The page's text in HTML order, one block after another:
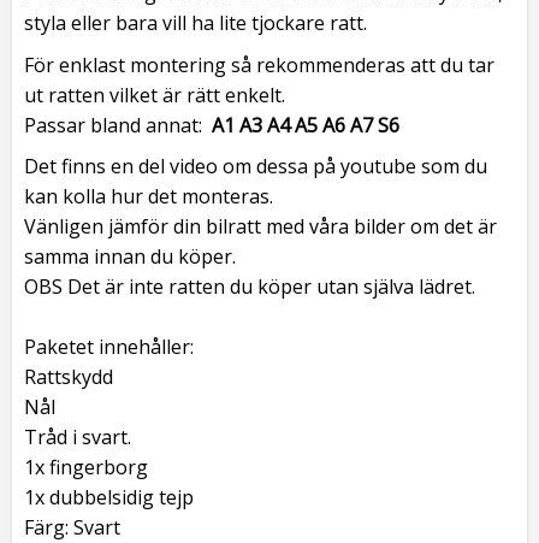
styla eller bara vill ha lite tjockare ratt.
För enklast montering så rekommenderas att du tar
ut ratten vilket är rätt enkelt.
Passar bland annat: A1 A3 A4 A5 A6 A7 S6
Det finns en del video om dessa på youtube som du
kan kolla hur det monteras.
Vänligen jämför din bilratt med våra bilder om det är
samma innan du köper.
OBS Det är inte ratten du köper utan själva lädret.
Paketet innehåller:
Rattskydd
Nål
Tråd i svart.
1x fingerborg
1x dubbelsidig tejp
Färg: Svart